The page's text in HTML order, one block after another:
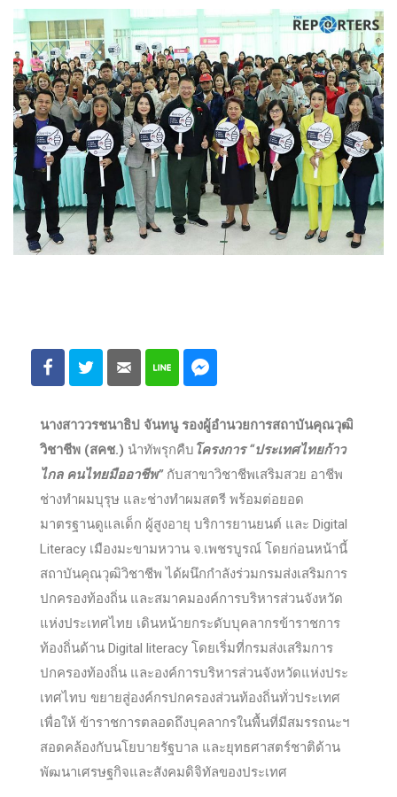
นางสาววรชนาธิป จันทนู รองผู้อำนวยการสถาบันคุณวุฒิ
วิชาชีพ (สคช.) นำทัพรุกคืบ โครงการ “ประเทศไทยก้าว
ไกล คนไทยมืออาชีพ”กับสาขาวิชาชีพเสริมสวย อาชีพ
ช่างทำผมบุรุษ และช่างทำผมสตรี พร้อมต่อยอด
มาตรฐานดูแลเด็ก ผู้สูงอายุ บริการยานยนต์ และ Digital
Literacy เมืองมะขามหวาน จ.เพชรบูรณ์ โดยก่อนหน้านี้
สถาบันคุณวุฒิวิชาชีพ ได้ผนึกกำลังร่วมกรมส่งเสริมการ
ปกครองท้องถิ่น และสมาคมองค์การบริหารส่วนจังหวัด
แห่งประเทศไทย เดินหน้ายกระดับบุคลากรข้าราชการ
ท้องถิ่นด้าน Digital literacy โดยเริ่มที่กรมส่งเสริมการ
ปกครองท้องถิ่น และองค์การบริหารส่วนจังหวัดแห่งประ
เทศไทบ ขยายสู่องค์กรปกครองส่วนท้องถิ่นทั่วประเทศ
เพื่อให้ ข้าราชการตลอดถึงบุคลากรในพื้นที่มีสมรรถนะฯ
สอดคล้องกับนโยบายรัฐบาล และยุทธศาสตร์ชาติด้าน
พัฒนาเศรษฐกิจและสังคมดิจิทัลของประเทศ